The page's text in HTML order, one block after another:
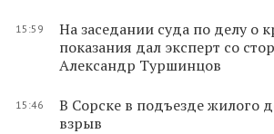
15:59
На заседании суда по делу о
показания дал эксперт со
Александр Туршинцов
15:46
В Сорске в подъезде жилого
взрыв